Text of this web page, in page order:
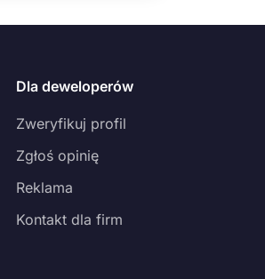
Dla deweloperów
Zweryfikuj profil
Zgłoś opinię
Reklama
Kontakt dla firm